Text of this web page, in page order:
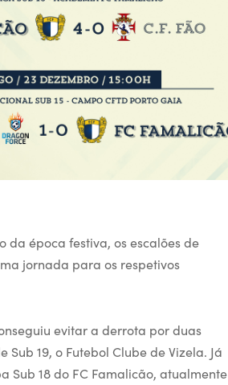
época festiva, os escalões de
jornada para os respetivos
evitar a derrota por duas
19, o Futebol Clube de Vizela. Já
Sub 18 do FC Famalicão, atualmente